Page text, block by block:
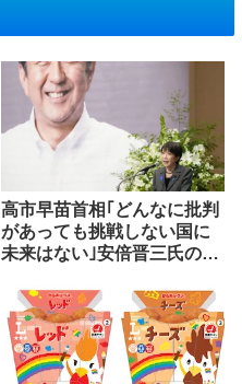
高市早苗首相｢どんなに批判
があっても挑戦しない国に
未来はない｣安倍晋三氏の志
光一氏｢高市を全力で支えた
い